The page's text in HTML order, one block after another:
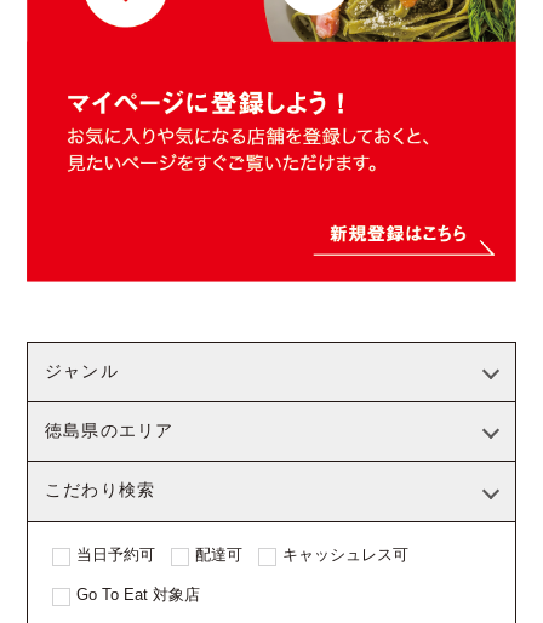
ジャンル
徳島県のエリア
こだわり検索
当日予約可 配達可 キャッシュレス可
Go To Eat 対象店